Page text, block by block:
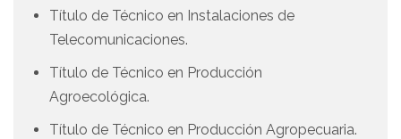
Título de Técnico en Instalaciones de
Telecomunicaciones.
Título de Técnico en Producción
Agroecológica.
Título de Técnico en Producción Agropecuaria.